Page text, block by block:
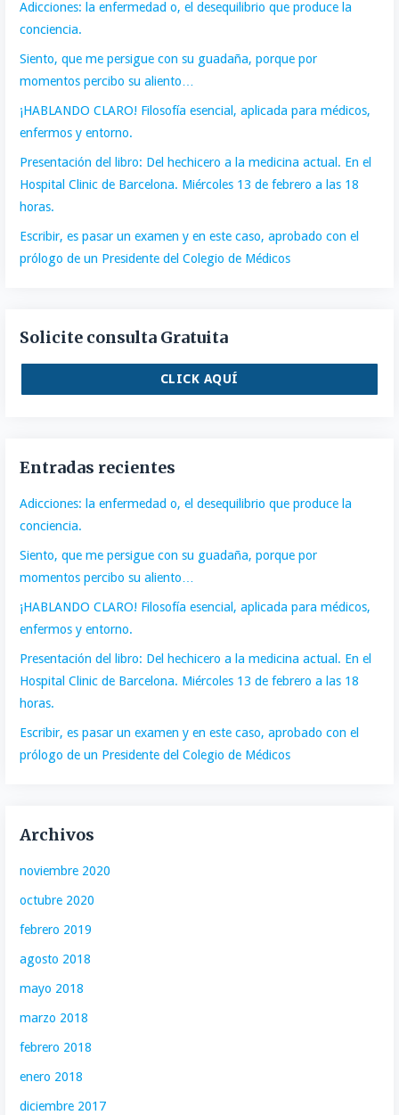
Adicciones: la enfermedad o, el desequilibrio que produce la
conciencia.
Siento, que me persigue con su guadaña, porque por
momentos percibo su aliento…
¡HABLANDO CLARO! Filosofía esencial, aplicada para médicos,
enfermos y entorno.
Presentación del libro: Del hechicero a la medicina actual. En el
Hospital Clinic de Barcelona. Miércoles 13 de febrero a las 18
horas.
Escribir, es pasar un examen y en este caso, aprobado con el
prólogo de un Presidente del Colegio de Médicos
Solicite consulta Gratuita
CLICK AQUÍ
Entradas recientes
Adicciones: la enfermedad o, el desequilibrio que produce la
conciencia.
Siento, que me persigue con su guadaña, porque por
momentos percibo su aliento…
¡HABLANDO CLARO! Filosofía esencial, aplicada para médicos,
enfermos y entorno.
Presentación del libro: Del hechicero a la medicina actual. En el
Hospital Clinic de Barcelona. Miércoles 13 de febrero a las 18
horas.
Escribir, es pasar un examen y en este caso, aprobado con el
prólogo de un Presidente del Colegio de Médicos
Archivos
noviembre 2020
octubre 2020
febrero 2019
agosto 2018
mayo 2018
marzo 2018
febrero 2018
enero 2018
diciembre 2017